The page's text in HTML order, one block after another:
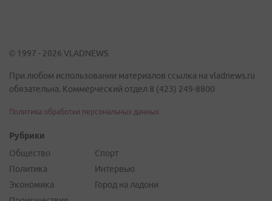
© 1997 - 2026 VLADNEWS
При любом использовании материалов ссылка на vladnews.ru
обязательна. Коммерческий отдел 8 (423) 249-8800
Политика обработки персональных данных
Рубрики
Общество
Политика
Экономика
Спорт
Интервью
Город на ладони